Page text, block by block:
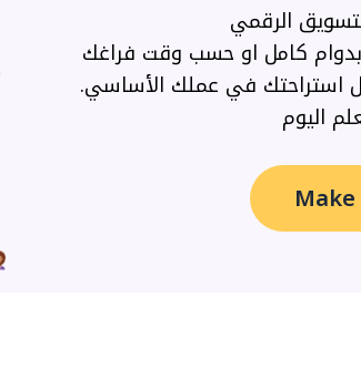
الرقمي
كامل او حسب وقت فراغك
استراحتك في عملك الأساسي.
اليوم